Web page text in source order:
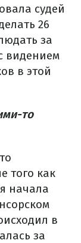
судей
26
за
видением
в этой
то
того как
начала
в
за